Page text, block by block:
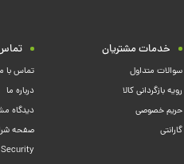
خدمات مشتریان
سوالات متداول
رویه بازگردانی کالا
حریم خصوصی
گارانتی
تماس با
درباره ما
دیدگاه
صفحه